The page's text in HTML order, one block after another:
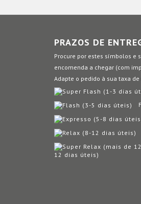
PRAZOS DE
Procure por estes símbolos e
encomenda a chegar (com
Adapte o pedido à sua taxa
12 dias úteis)